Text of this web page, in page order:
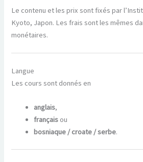
Le contenu et les prix sont fixés par
Kyoto, Japon. Les frais sont les mêmes
monétaires.
Langue
Les cours sont donnés en
anglais,
français ou
bosniaque / croate / serbe.